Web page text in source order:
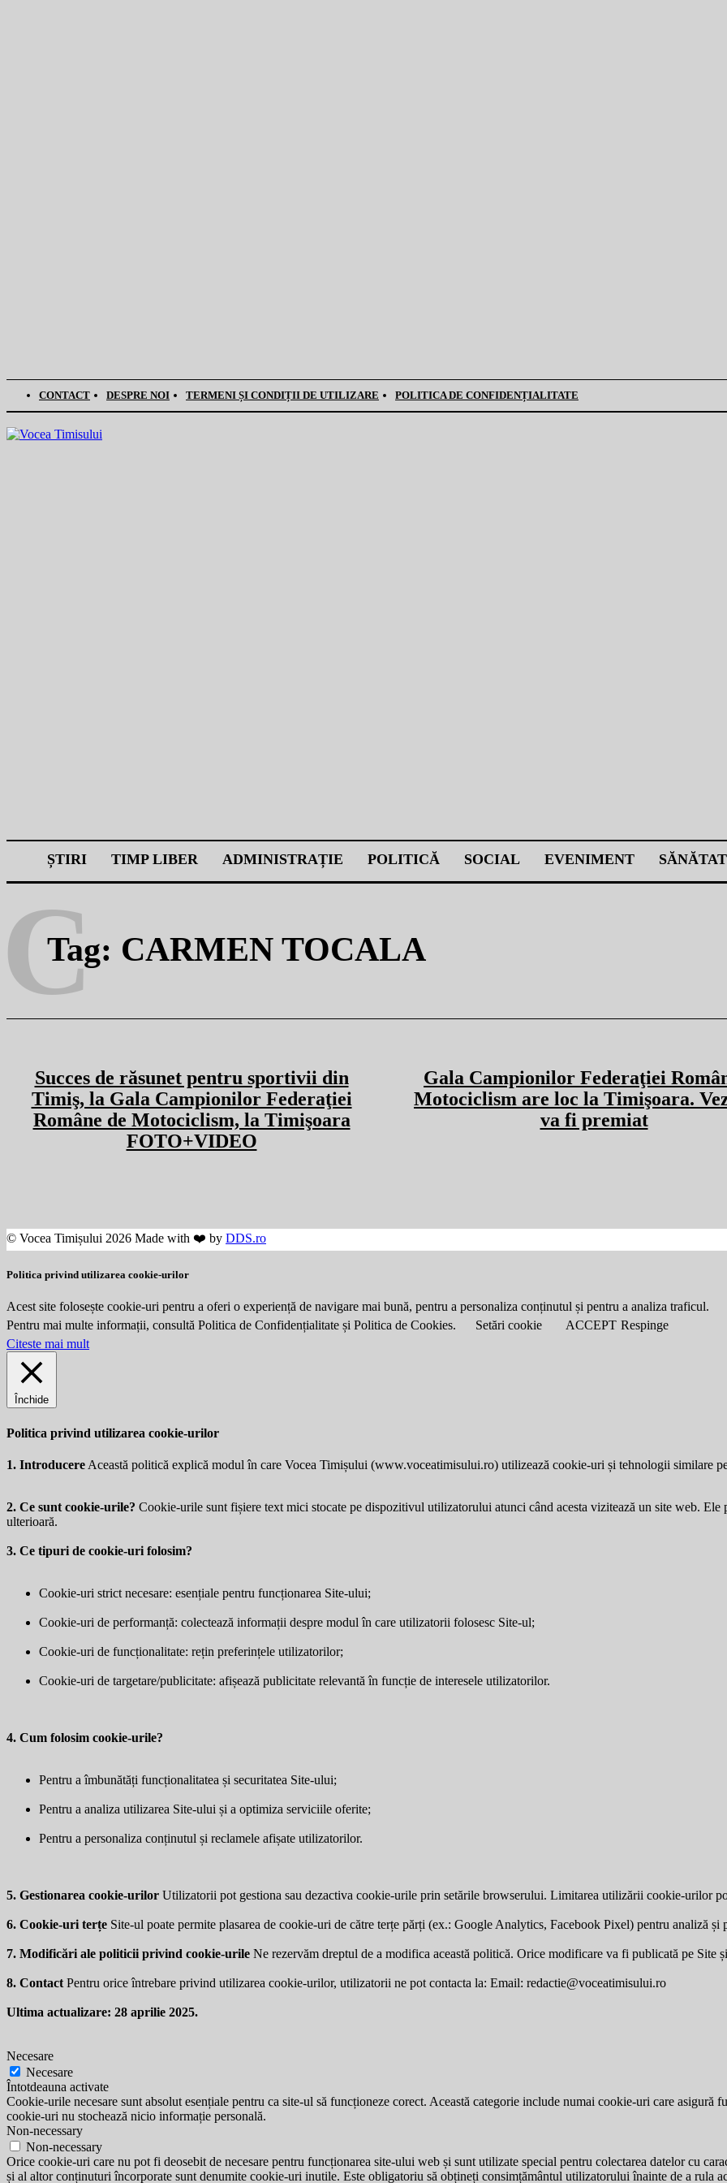
CONTACT DESPRE NOI TERMENI ȘI CONDIȚII DE UTILIZARE POLITICA DE CONFIDENȚIALITATE
ȘTIRI TIMP LIBER ADMINISTRAȚIE POLITICĂ SOCIAL EVENIMENT
Tag: CARMEN TOCALA
C
Succes de răsunet pentru sportivii din
Timiş, la Gala Campionilor Federaţiei
Române de Motociclism, la Timişoara
FOTO+VIDEO
Gala Campionilor Federaţiei
Motociclism are loc la Timişoara.
va fi premiat
© Vocea Timișului 2026 Made with ❤️ by DDS.ro
Politica privind utilizarea cookie-urilor
Acest site folosește cookie-uri pentru a oferi o experiență de navigare mai bună, pentru a personaliza conținutul și pentru a analiza traficul.
Pentru mai multe informații, consultă Politica de Confidențialitate și Politica de Cookies.
Setări cookie ACCEPT Respinge
Citeste mai mult
Închide
Politica privind utilizarea cookie-urilor
1. Introducere Această politică explică modul în care Vocea Timișului (www.voceatimisului.ro) utilizează cookie-uri și tehnologii similare
2. Ce sunt cookie-urile? Cookie-urile sunt fișiere text mici stocate pe dispozitivul utilizatorului atunci când acesta vizitează un site web.
ulterioară.
3. Ce tipuri de cookie-uri folosim?
Cookie-uri strict necesare: esențiale pentru funcționarea Site-ului;
Cookie-uri de performanță: colectează informații despre modul în care utilizatorii folosesc Site-ul;
Cookie-uri de funcționalitate: rețin preferințele utilizatorilor;
Cookie-uri de targetare/publicitate: afișează publicitate relevantă în funcție de interesele utilizatorilor.
4. Cum folosim cookie-urile?
Pentru a îmbunătăți funcționalitatea și securitatea Site-ului;
Pentru a analiza utilizarea Site-ului și a optimiza serviciile oferite;
Pentru a personaliza conținutul și reclamele afișate utilizatorilor.
5. Gestionarea cookie-urilor Utilizatorii pot gestiona sau dezactiva cookie-urile prin setările browserului. Limitarea utilizării cookie-urilor
6. Cookie-uri terțe Site-ul poate permite plasarea de cookie-uri de către terțe părți (ex.: Google Analytics, Facebook Pixel) pentru analiză și
7. Modificări ale politicii privind cookie-urile Ne rezervăm dreptul de a modifica această politică. Orice modificare va fi publicată pe Site
8. Contact Pentru orice întrebare privind utilizarea cookie-urilor, utilizatorii ne pot contacta la: Email: redactie@voceatimisului.ro
Ultima actualizare: 28 aprilie 2025.
Necesare
Necesare
Întotdeauna activate
Cookie-urile necesare sunt absolut esențiale pentru ca site-ul să funcționeze corect. Această categorie include numai cookie-uri care asigură
cookie-uri nu stochează nicio informație personală.
Non-necessary
Non-necessary
Orice cookie-uri care nu pot fi deosebit de necesare pentru funcționarea site-ului web și sunt utilizate special pentru colectarea datelor cu
și al altor conținuturi încorporate sunt denumite cookie-uri inutile. Este obligatoriu să obțineți consimțământul utilizatorului înainte de a rula